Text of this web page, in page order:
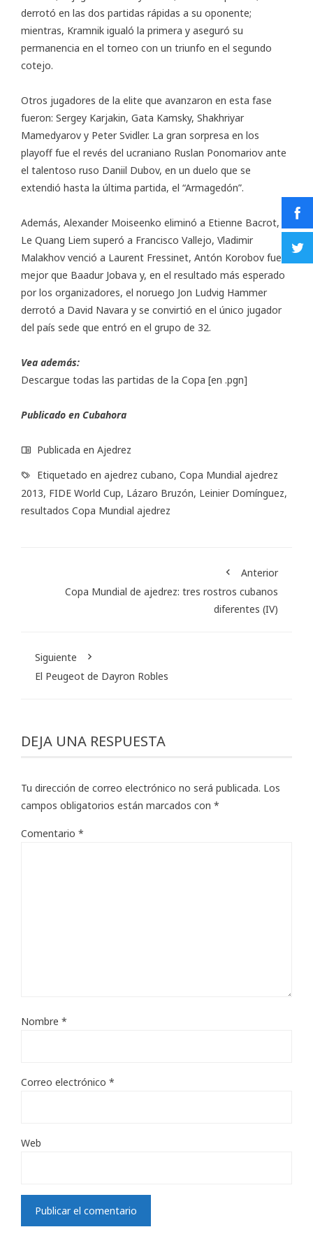
derrotó en las dos partidas rápidas a su oponente;
mientras, Kramnik igualó la primera y aseguró su
permanencia en el torneo con un triunfo en el segundo
cotejo.
Otros jugadores de la elite que avanzaron en esta fase
fueron: Sergey Karjakin, Gata Kamsky, Shakhriyar
Mamedyarov y Peter Svidler. La gran sorpresa en los
playoff fue el revés del ucraniano Ruslan Ponomariov ante
el talentoso ruso Daniil Dubov, en un duelo que se
extendió hasta la última partida, el “Armagedón”.
Además, Alexander Moiseenko eliminó a Etienne Bacrot,
Le Quang Liem superó a Francisco Vallejo, Vladimir
Malakhov venció a Laurent Fressinet, Antón Korobov fue
mejor que Baadur Jobava y, en el resultado más esperado
por los organizadores, el noruego Jon Ludvig Hammer
derrotó a David Navara y se convirtió en el único jugador
del país sede que entró en el grupo de 32.
Vea además:
Descargue todas las partidas de la Copa [en .pgn]
Publicado en Cubahora
Publicada en Ajedrez
Etiquetado en ajedrez cubano, Copa Mundial ajedrez
2013, FIDE World Cup, Lázaro Bruzón, Leinier Domínguez,
resultados Copa Mundial ajedrez
Anterior
Copa Mundial de ajedrez: tres rostros cubanos
diferentes (IV)
Siguiente
El Peugeot de Dayron Robles
DEJA UNA RESPUESTA
Tu dirección de correo electrónico no será publicada. Los
campos obligatorios están marcados con *
Comentario *
Nombre *
Correo electrónico *
Web